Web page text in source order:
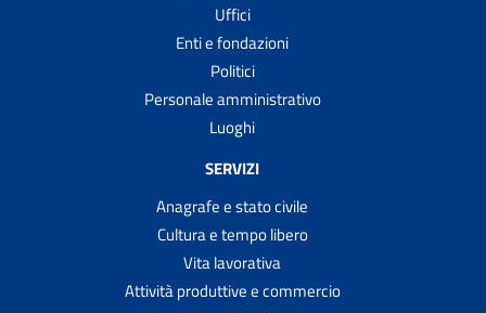
Uffici
Enti e fondazioni
Politici
Personale amministrativo
Luoghi
SERVIZI
Anagrafe e stato civile
Cultura e tempo libero
Vita lavorativa
Attività produttive e commercio